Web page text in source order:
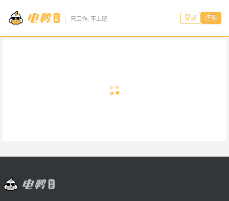
只工作, 不上班 登录 注册